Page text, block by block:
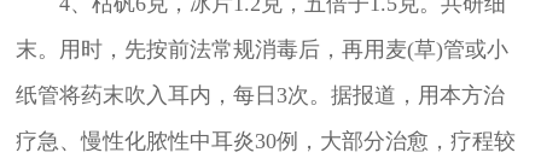
末。用时，先按前法常规消毒后，再用麦(草)管或小
纸管将药末吹入耳内，每日3次。据报道，用本方治
疗急、慢性化脓性中耳炎30例，大部分治愈，疗程较